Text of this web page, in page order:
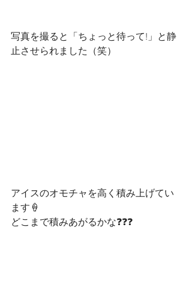
写真を撮ると「ちょっと待って!」と静
止させられました（笑）
アイスのオモチャを高く積み上げてい
ます🍦
どこまで積みあがるかな❓❓❓